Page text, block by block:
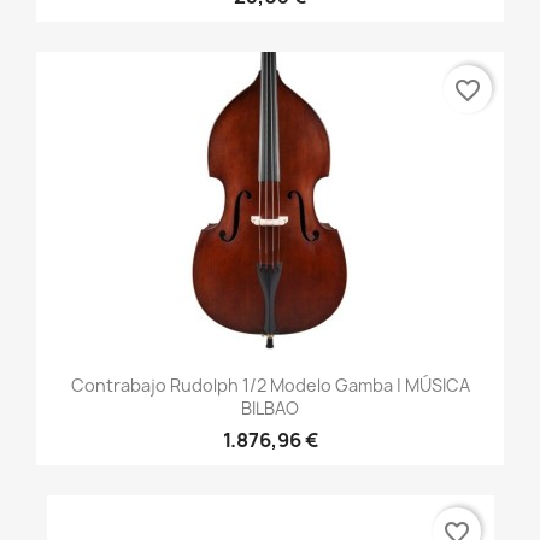
Contrabajo Rudolph 1/2 Modelo Gamba | MÚSICA
BILBAO
1.876,96 €
favorite_border
favorite_border